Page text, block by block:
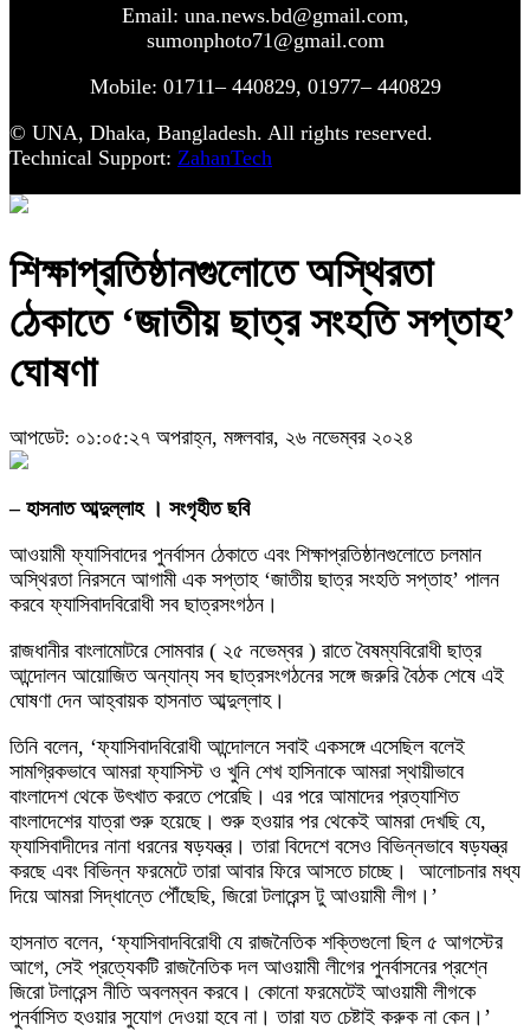
Email: una.news.bd@gmail.com,
sumonphoto71@gmail.com
Mobile: 01711– 440829, 01977– 440829
© UNA, Dhaka, Bangladesh. All rights reserved.
Technical Support: ZahanTech
শিক্ষাপ্রতিষ্ঠানগুলোতে অস্থিরতা
ঠেকাতে ‘জাতীয় ছাত্র সংহতি সপ্তাহ’
ঘোষণা
আপডেট: ০১:০৫:২৭ অপরাহ্ন, মঙ্গলবার, ২৬ নভেম্বর ২০২৪
– হাসনাত আব্দুল্লাহ । সংগৃহীত ছবি
আওয়ামী ফ্যাসিবাদের পুনর্বাসন ঠেকাতে এবং শিক্ষাপ্রতিষ্ঠানগুলোতে চলমান
অস্থিরতা নিরসনে আগামী এক সপ্তাহ ‘জাতীয় ছাত্র সংহতি সপ্তাহ’ পালন
করবে ফ্যাসিবাদবিরোধী সব ছাত্রসংগঠন।
রাজধানীর বাংলামোটরে সোমবার ( ২৫ নভেম্বর ) রাতে বৈষম্যবিরোধী ছাত্র
আন্দোলন আয়োজিত অন্যান্য সব ছাত্রসংগঠনের সঙ্গে জরুরি বৈঠক শেষে এই
ঘোষণা দেন আহ্বায়ক হাসনাত আব্দুল্লাহ।
তিনি বলেন, ‘ফ্যাসিবাদবিরোধী আন্দোলনে সবাই একসঙ্গে এসেছিল বলেই
সামগ্রিকভাবে আমরা ফ্যাসিস্ট ও খুনি শেখ হাসিনাকে আমরা স্থায়ীভাবে
বাংলাদেশ থেকে উৎখাত করতে পেরেছি। এর পরে আমাদের প্রত্যাশিত
বাংলাদেশের যাত্রা শুরু হয়েছে। শুরু হওয়ার পর থেকেই আমরা দেখছি যে,
ফ্যাসিবাদীদের নানা ধরনের ষড়যন্ত্র। তারা বিদেশে বসেও বিভিন্নভাবে ষড়যন্ত্র
করছে এবং বিভিন্ন ফরমেটে তারা আবার ফিরে আসতে চাচ্ছে। আলোচনার মধ্য
দিয়ে আমরা সিদ্ধান্তে পৌঁছেছি, জিরো টলারেন্স টু আওয়ামী লীগ।’
হাসনাত বলেন, ‘ফ্যাসিবাদবিরোধী যে রাজনৈতিক শক্তিগুলো ছিল ৫ আগস্টের
আগে, সেই প্রত্যেকটি রাজনৈতিক দল আওয়ামী লীগের পুনর্বাসনের প্রশ্নে
জিরো টলারেন্স নীতি অবলম্বন করবে। কোনো ফরমেটেই আওয়ামী লীগকে
পুনর্বাসিত হওয়ার সুযোগ দেওয়া হবে না। তারা যত চেষ্টাই করুক না কেন।’